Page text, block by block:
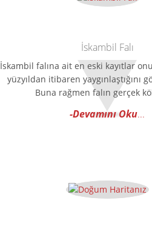
İskambil Falı
İskambil falına ait en eski kayıtlar
yüzyıldan itibaren yaygınlaştığını
Buna rağmen falın gerçek
-Devamını Oku...